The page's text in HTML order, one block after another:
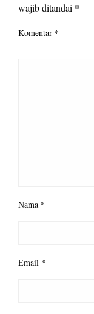
wajib ditandai *
Komentar *
Nama *
Email *